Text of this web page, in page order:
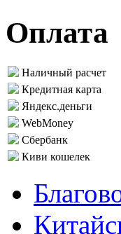
Оплата
Наличный расчет
Кредитная карта
Яндекс.деньги
WebMoney
Сбербанк
Киви кошелек